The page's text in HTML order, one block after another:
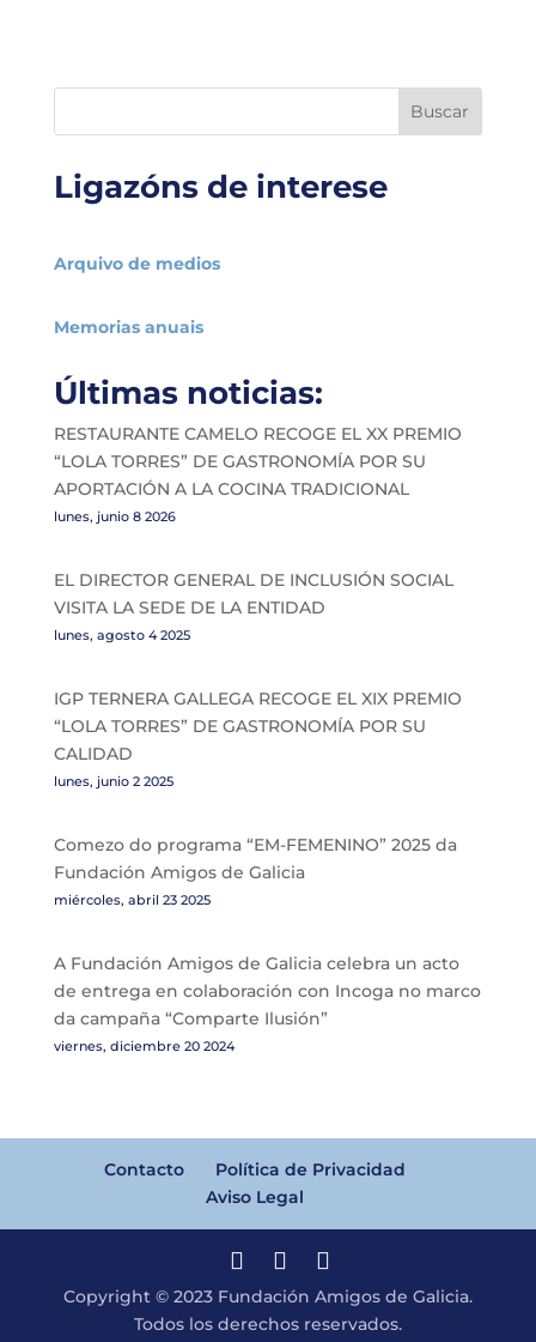
Buscar
Ligazóns de interese
Arquivo de medios
Memorias anuais
Últimas noticias:
RESTAURANTE CAMELO RECOGE EL XX PREMIO
“LOLA TORRES” DE GASTRONOMÍA POR SU
APORTACIÓN A LA COCINA TRADICIONAL
lunes, junio 8 2026
EL DIRECTOR GENERAL DE INCLUSIÓN SOCIAL
VISITA LA SEDE DE LA ENTIDAD
lunes, agosto 4 2025
IGP TERNERA GALLEGA RECOGE EL XIX PREMIO
“LOLA TORRES” DE GASTRONOMÍA POR SU
CALIDAD
lunes, junio 2 2025
Comezo do programa “EM-FEMENINO” 2025 da
Fundación Amigos de Galicia
miércoles, abril 23 2025
A Fundación Amigos de Galicia celebra un acto
de entrega en colaboración con Incoga no marco
da campaña “Comparte Ilusión”
viernes, diciembre 20 2024
Contacto
Política de Privacidad
Aviso Legal
Copyright © 2023 Fundación Amigos de Galicia.
Todos los derechos reservados.